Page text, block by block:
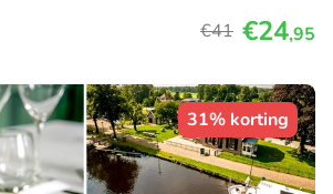
€41 €24,95
31% korting